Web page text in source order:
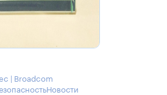
| Broadcom
Новости